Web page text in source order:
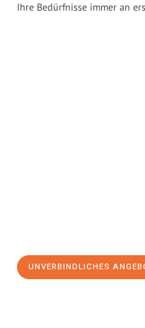
Ihre Bedürfnisse immer an
UNVERBINDLICHES